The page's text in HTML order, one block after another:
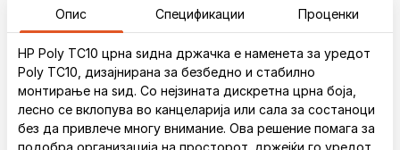
Опис Спецификации Проценки
HP Poly TC10 црна ѕидна држачка е наменета за уредот
Poly TC10, дизајнирана за безбедно и стабилно
монтирање на ѕид. Со нејзината дискретна црна боја,
лесно се вклопува во канцеларија или сала за состаноци
без да привлече многу внимание. Ова решение помага за
подобра организација на просторот, држејќи го уредот